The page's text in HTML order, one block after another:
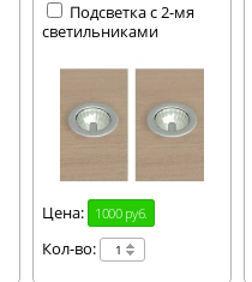
Подсветка с 2-мя
светильниками
Цена: 1000 руб.
Кол-во: